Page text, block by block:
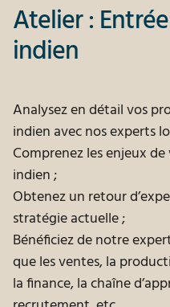
Atelier :
indien
Analysez en détail vos
indien avec nos experts
Comprenez les enjeux
indien ;
Obtenez un retour
stratégie actuelle ;
Bénéficiez de notre
que les ventes, la
la finance, la chaîne